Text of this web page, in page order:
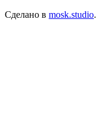
Сделано в mosk.studio.